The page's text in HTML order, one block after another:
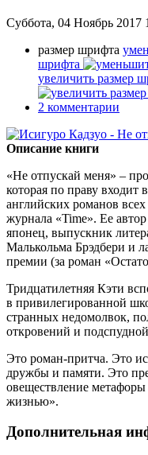
Суббота, 04 Ноябрь 2017
размер шрифта
шрифта
увеличить размер
2 комментарии
Описание книги
«Не отпускай меня» –
которая по праву входит
английских романов
журнала «Time». Ее
японец, выпускник
Малькольма Брэдбери и
премии (за роман
Тридцатилетняя Кэти
в привилегированной
странных недомолвок,
откровений и
Это роман-притча. Это
дружбы и памяти. Это
овеществление метафоры
жизнью».
Дополнительная